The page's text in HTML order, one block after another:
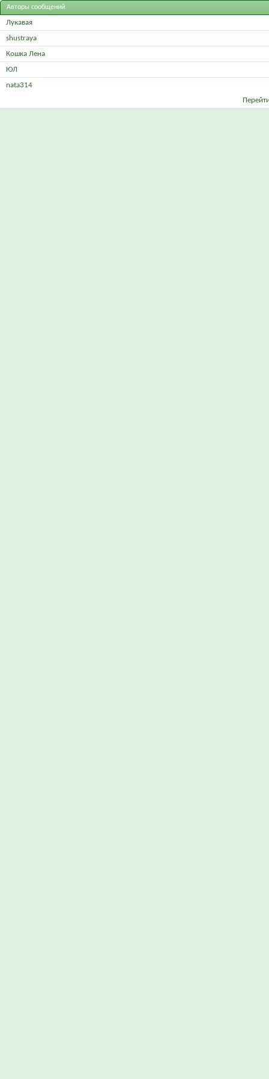
Авторы сообщений
Лукавая
shustraya
Кошка Лена
ЮЛ
nata314